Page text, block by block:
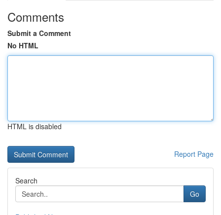
Comments
Submit a Comment
No HTML
HTML is disabled
Report Page
Search
Go